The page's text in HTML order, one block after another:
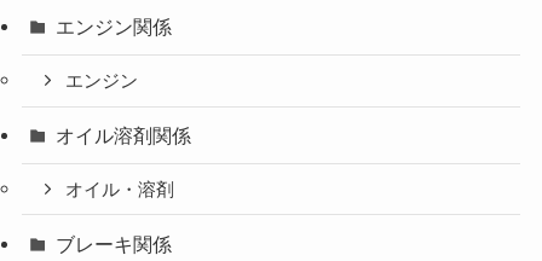
エンジン関係
エンジン
オイル溶剤関係
オイル・溶剤
ブレーキ関係